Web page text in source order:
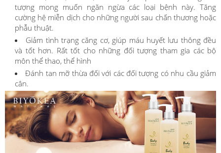
tượng mong muốn ngăn ngừa các loại bệnh này. Tăng
cường hệ miễn dịch cho những người sau chấn thương hoặc
phẫu thuật.
Giảm tình trạng căng cơ, giúp máu huyết lưu thông đều
và tốt hơn. Rất tốt cho những đối tượng tham gia các bộ
môn thể thao, thể hình
Đánh tan mỡ thừa đối với các đối tượng có nhu cầu giảm
cân.